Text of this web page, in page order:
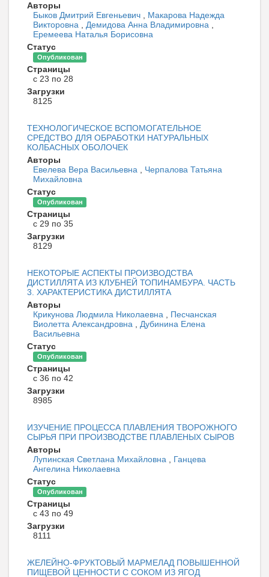
Авторы
Быков Дмитрий Евгеньевич
Макарова Надежда
Викторовна
Демидова Анна Владимировна
Еремеева Наталья Борисовна
Статус
Опубликован
Страницы
с 23 по 28
Загрузки
8125
ТЕХНОЛОГИЧЕСКОЕ ВСПОМОГАТЕЛЬНОЕ
СРЕДСТВО ДЛЯ ОБРАБОТКИ НАТУРАЛЬНЫХ
КОЛБАСНЫХ ОБОЛОЧЕК
Авторы
Евелева Вера Васильевна
Черпалова Татьяна
Михайловна
Статус
Опубликован
Страницы
с 29 по 35
Загрузки
8129
НЕКОТОРЫЕ АСПЕКТЫ ПРОИЗВОДСТВА
ДИСТИЛЛЯТА ИЗ КЛУБНЕЙ ТОПИНАМБУРА. ЧАСТЬ
3. ХАРАКТЕРИСТИКА ДИСТИЛЛЯТА
Авторы
Крикунова Людмила Николаевна
Песчанская
Виолетта Александровна
Дубинина Елена
Васильевна
Статус
Опубликован
Страницы
с 36 по 42
Загрузки
8985
ИЗУЧЕНИЕ ПРОЦЕССА ПЛАВЛЕНИЯ ТВОРОЖНОГО
СЫРЬЯ ПРИ ПРОИЗВОДСТВЕ ПЛАВЛЕНЫХ СЫРОВ
Авторы
Лупинская Светлана Михайловна
Ганцева
Ангелина Николаевна
Статус
Опубликован
Страницы
с 43 по 49
Загрузки
8111
ЖЕЛЕЙНО-ФРУКТОВЫЙ МАРМЕЛАД ПОВЫШЕННОЙ
ПИЩЕВОЙ ЦЕННОСТИ С СОКОМ ИЗ ЯГОД